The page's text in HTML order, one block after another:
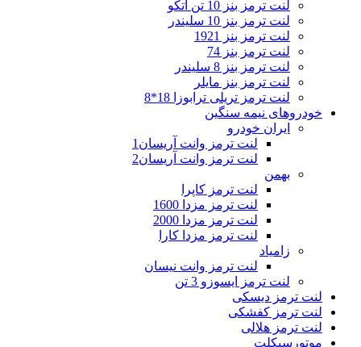
لنت ترمز بنز 10 تن آتکو
لنت ترمز بنز 10 سلیندر
لنت ترمز بنز 1921
لنت ترمز بنز 74
لنت ترمز بنز 8 سلیندر
لنت ترمز بنز مایلر
لنت ترمز تریلی ترابوزا 18*8
خودروهای نیمه سنگین
ایران خودرو
لنت ترمز وانت آریسان1
لنت ترمز وانت آریسان2
بهمن
لنت ترمز کاپرا
لنت ترمز مزدا 1600
لنت ترمز مزدا 2000
لنت ترمز مزدا کارا
زامیاد
لنت ترمز وانت نیسان
لنت ترمز ایسوزو 3 تن
لنت ترمز دیسکی
لنت ترمز کفشکی
لنت ترمز هلالی
موتورسیکلت